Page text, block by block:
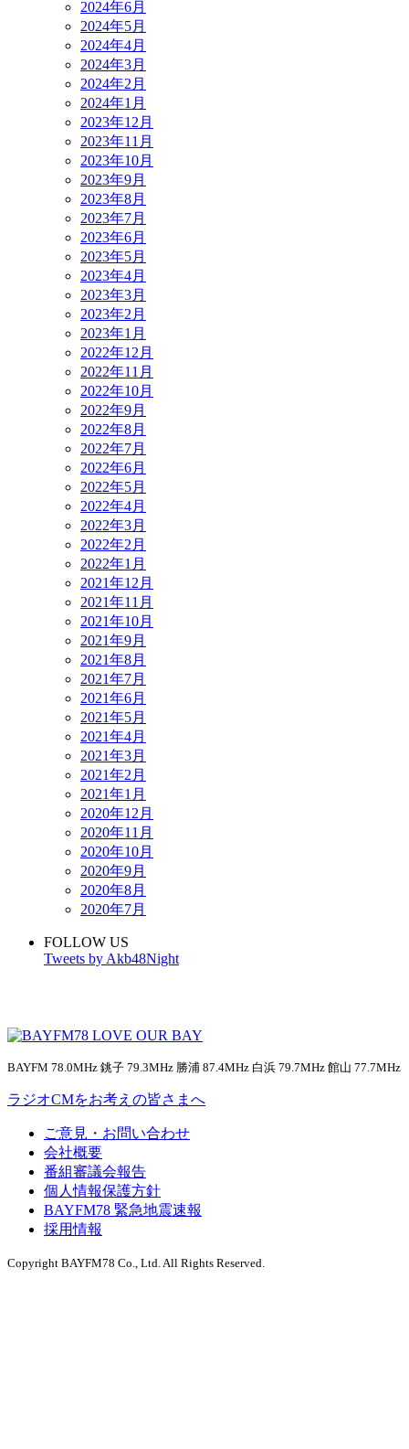
2024年6月
2024年5月
2024年4月
2024年3月
2024年2月
2024年1月
2023年12月
2023年11月
2023年10月
2023年9月
2023年8月
2023年7月
2023年6月
2023年5月
2023年4月
2023年3月
2023年2月
2023年1月
2022年12月
2022年11月
2022年10月
2022年9月
2022年8月
2022年7月
2022年6月
2022年5月
2022年4月
2022年3月
2022年2月
2022年1月
2021年12月
2021年11月
2021年10月
2021年9月
2021年8月
2021年7月
2021年6月
2021年5月
2021年4月
2021年3月
2021年2月
2021年1月
2020年12月
2020年11月
2020年10月
2020年9月
2020年8月
2020年7月
FOLLOW US
Tweets by Akb48Night
BAYFM 78.0MHz 銚子 79.3MHz 勝浦 87.4MHz 白浜 79.7MHz 館山 77.7MHz
ラジオCMをお考えの皆さまへ
ご意見・お問い合わせ
会社概要
番組審議会報告
個人情報保護方針
BAYFM78 緊急地震速報
採用情報
Copyright BAYFM78 Co., Ltd. All Rights Reserved.